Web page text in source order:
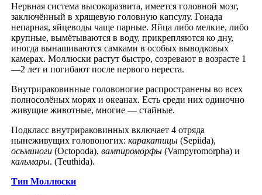
Нервная система высокоразвита, имеется головной мозг,
заключённый в хрящевую головную капсулу. Гонада
непарная, яйцеводы чаще парные. Яйца либо мелкие, либо
крупные, вымётываются в воду, прикрепляются ко дну,
иногда вынашиваются самками в особых выводковых
камерах. Моллюски растут быстро, созревают в возрасте 1
—2 лет и погибают после первого нереста.
Внутрираковинные головоногие распространены во всех
полносолёных морях и океанах. Есть среди них одиночно
живущие животные, многие — стайные.
Подкласс внутрираковинных включает 4 отряда
нынеживущих головоногих: каракатицы (Sepiida),
осьминоги (Octopoda), вампироморфы (Vampyromorpha) и
кальмары. (Teuthida).
Тип Моллюски